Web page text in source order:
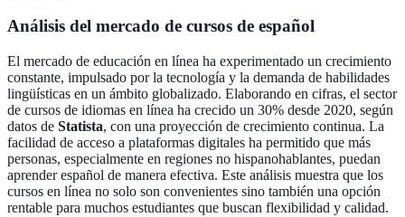
Análisis del mercado de cursos de español
El mercado de educación en línea ha experimentado un crecimiento
constante, impulsado por la tecnología y la demanda de habilidades
lingüísticas en un ámbito globalizado. Elaborando en cifras, el sector
de cursos de idiomas en línea ha crecido un 30% desde 2020, según
datos de Statista, con una proyección de crecimiento continua. La
facilidad de acceso a plataformas digitales ha permitido que más
personas, especialmente en regiones no hispanohablantes, puedan
aprender español de manera efectiva. Este análisis muestra que los
cursos en línea no solo son convenientes sino también una opción
rentable para muchos estudiantes que buscan flexibilidad y calidad.